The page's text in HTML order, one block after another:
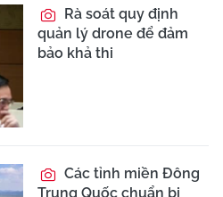
Rà soát quy định
quản lý drone để đảm
bảo khả thi
Các tỉnh miền Đông
Trung Quốc chuẩn bị